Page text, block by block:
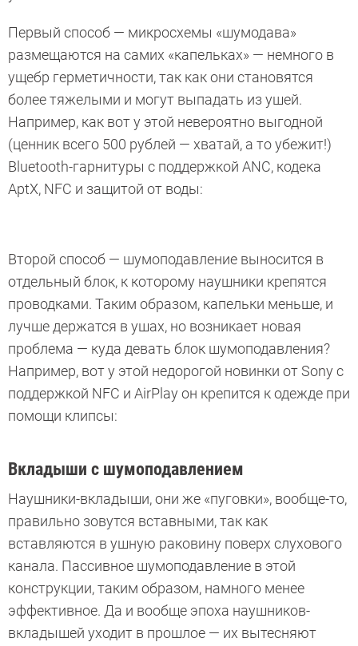
Первый способ — микросхемы «шумодава»
размещаются на самих «капельках» — немного в
ущебр герметичности, так как они становятся
более тяжелыми и могут выпадать из ушей.
Например, как вот у этой невероятно выгодной
(ценник всего 500 рублей — хватай, а то убежит!)
Bluetooth-гарнитуры с поддержкой ANC, кодека
AptX, NFC и защитой от воды:
Второй способ — шумоподавление выносится в
отдельный блок, к которому наушники крепятся
проводками. Таким образом, капельки меньше, и
лучше держатся в ушах, но возникает новая
проблема — куда девать блок шумоподавления?
Например, вот у этой недорогой новинки от Sony с
поддержкой NFC и AirPlay он крепится к одежде при
помощи клипсы:
Вкладыши с шумоподавлением
Наушники-вкладыши, они же «пуговки», вообще-то,
правильно зовутся вставными, так как
вставляются в ушную раковину поверх слухового
канала. Пассивное шумоподавление в этой
конструкции, таким образом, намного менее
эффективное. Да и вообще эпоха наушников-
вкладышей уходит в прошлое — их вытесняют